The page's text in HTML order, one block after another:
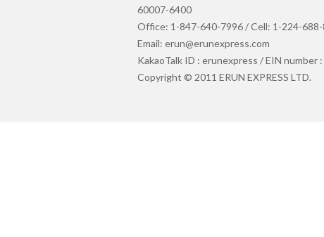
60007-6400
Office: 1-847-640-7996 / Cell: 1-224-
Email: erun@erunexpress.com
KakaoTalk ID : erunexpress / EIN number
Copyright © 2011 ERUN EXPRESS LTD.